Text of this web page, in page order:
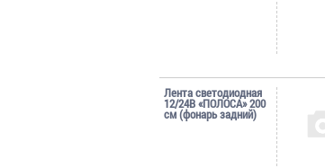
Лента светодиодная
12/24В «ПОЛОСА» 200
см (фонарь задний)